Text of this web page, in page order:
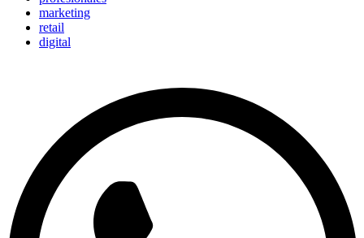
marketing
retail
digital